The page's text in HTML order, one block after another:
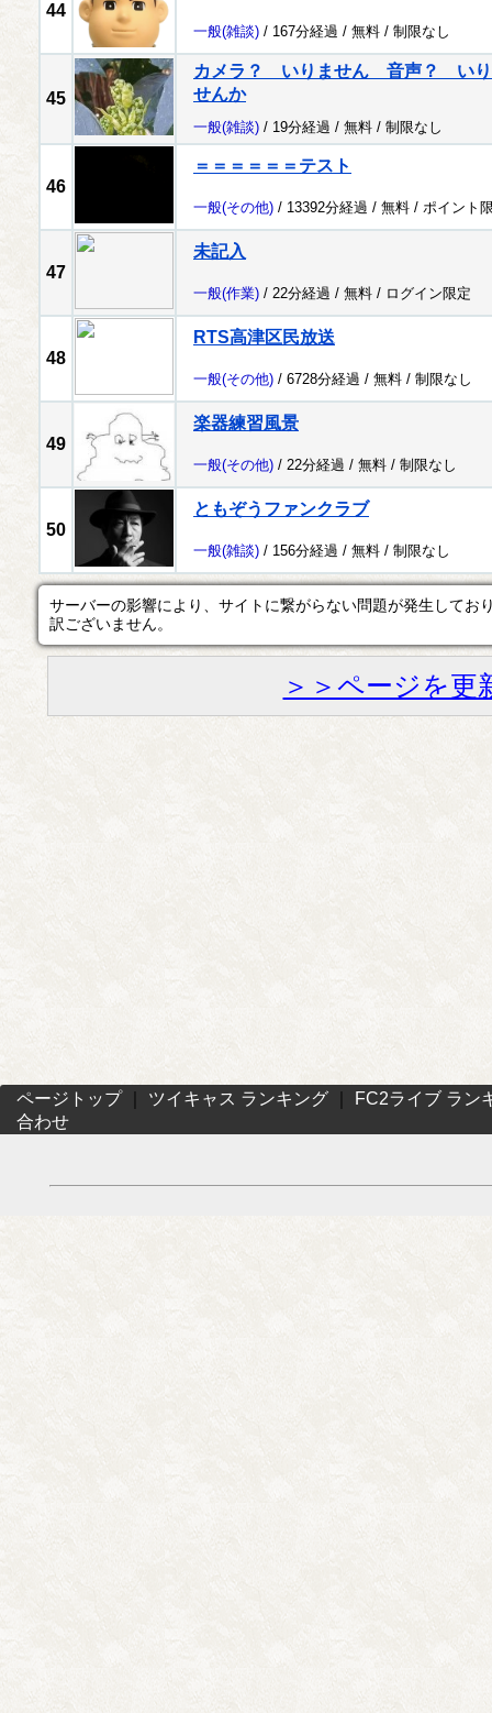
44
一般(雑談) / 167分経過 / 無料 / 制限なし
45
カメラ？ いりません 音声？ いり
せんか
一般(雑談) / 19分経過 / 無料 / 制限なし
46
＝＝＝＝＝＝テスト
一般(その他) / 13392分経過 / 無料 / ポイント
47
未記入
一般(作業) / 22分経過 / 無料 / ログイン限定
48
RTS高津区民放送
一般(その他) / 6728分経過 / 無料 / 制限なし
49
楽器練習風景
一般(その他) / 22分経過 / 無料 / 制限なし
50
ともぞうファンクラブ
一般(雑談) / 156分経過 / 無料 / 制限なし
サーバーの影響により、サイトに繋がらない問題が発生してお
訳ございません。
＞＞ページを更
ページトップ｜ ツイキャス ランキング
FC2ライブ ラン
合わせ